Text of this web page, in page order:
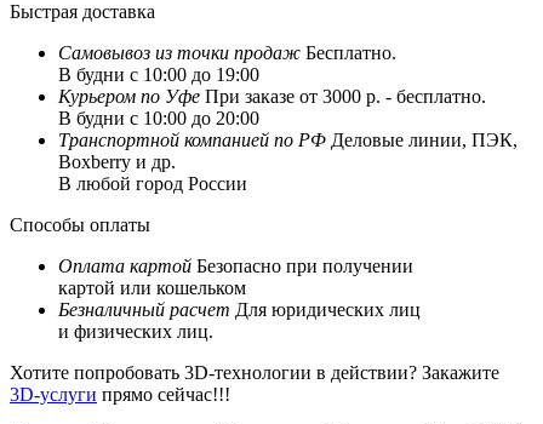
Быстрая доставка
Самовывоз из точки продаж Бесплатно.
В будни с 10:00 до 19:00
Курьером по Уфе При заказе от 3000 р. - бесплатно.
В будни с 10:00 до 20:00
Транспортной компанией по РФ Деловые линии, ПЭК,
Boxberry и др.
В любой город России
Способы оплаты
Оплата картой Безопасно при получении
картой или кошельком
Безналичный расчет Для юридических лиц
и физических лиц.
Хотите попробовать 3D-технологии в действии? Закажите
3D-услуги прямо сейчас!!!